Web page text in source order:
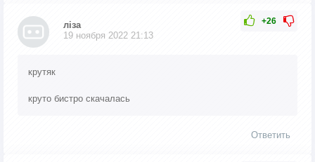
+26
лiза
19 ноября 2022 21:13
крутяк
круто бистро скачалась
Ответить